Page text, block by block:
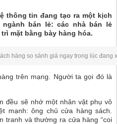
thông tin đang tạo ra một kịch
bán lẻ: các nhà bán lẻ
mặt bằng bày hàng hóa.
hàng so sánh giá ngay trong lúc đang
trên mạng. Người ta gọi đó là
đều sẽ nhớ một nhân vật phụ vô
mạnh: ông chủ cửa hàng sách.
tranh và thường ra cửa hàng “coi